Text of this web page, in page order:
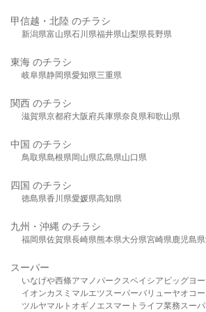
甲信越・北陸 のチラシ
新潟県富山県石川県福井県山梨県長野県
東海 のチラシ
岐阜県静岡県愛知県三重県
関西 のチラシ
滋賀県京都府大阪府兵庫県奈良県和歌山県
中国 のチラシ
鳥取県島根県岡山県広島県山口県
四国 のチラシ
徳島県香川県愛媛県高知県
九州・沖縄 のチラシ
福岡県佐賀県長崎県熊本県大分県宮崎県鹿児島県
スーパー
いなげや西條アマノパークスベイシア ビッグヨ
イオンカスミ マルエツスーパーバリューヤオコー
ツルヤマルト オギノ エスマート ライフ業務スー